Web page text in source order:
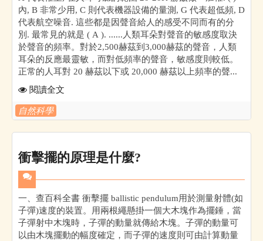
內, B 非常少用, C 則代表機器設備的量測, G 代表超低頻, D
代表航空噪音. 這些都是因聲音給人的感受不同而有的分
別. 最常見的就是 ( A ). ......人類耳朵對聲音的敏感度取決
於聲音的頻率。對於2,500赫茲到3,000赫茲的聲音，人類
耳朵的反應最靈敏，而對低頻率的聲音，敏感度則較低。
正常的人耳對 20 赫茲以下或 20,000 赫茲以上頻率的聲...
閱讀全文
自然科學
衝擊擺的原理是什麼?
一、查百科全書 衝擊擺 ballistic pendulum用於測量射體(如
子彈)速度的裝置。用兩根繩懸掛一個大木塊作為擺錘，當
子彈射中木塊時，子彈的動量就傳給木塊。子彈的動量可
以由木塊擺動的幅度確定，而子彈的速度則可由計算動量